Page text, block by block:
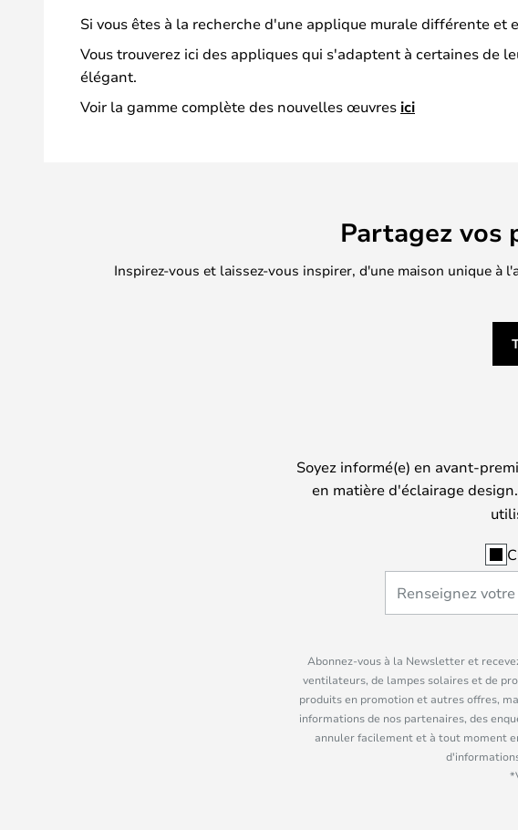
Si vous êtes à la recherche d'une applique murale différente
Vous trouverez ici des appliques qui s'adaptent à certaines de
élégant.
Voir la gamme complète des nouvelles œuvres ici
Partagez vos
Inspirez-vous et laissez-vous inspirer, d'une maison unique à
Soyez informé(e) en avant-
en matière d'éclairage
Abonnez-vous à la Newsletter et
ventilateurs, de lampes solaires et de
produits en promotion et autres offres,
informations de nos partenaires, des
annuler facilement et à tout moment